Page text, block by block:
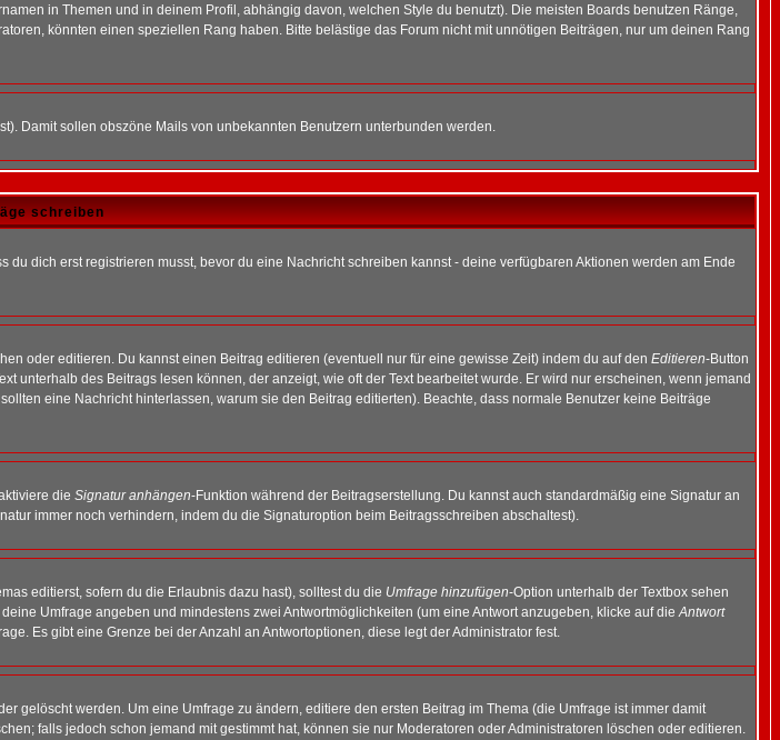
in Themen und in deinem Profil, abhängig davon, welchen Style du benutzt). Die meisten Boards benutzen Ränge,
könnten einen speziellen Rang haben. Bitte belästige das Forum nicht mit unnötigen Beiträgen, nur um deinen Rang
Damit sollen obszöne Mails von unbekannten Benutzern unterbunden werden.
schreiben
dich erst registrieren musst, bevor du eine Nachricht schreiben kannst - deine verfügbaren Aktionen werden am Ende
oder editieren. Du kannst einen Beitrag editieren (eventuell nur für eine gewisse Zeit) indem du auf den Editieren-Button
des Beitrags lesen können, der anzeigt, wie oft der Text bearbeitet wurde. Er wird nur erscheinen, wenn jemand
eine Nachricht hinterlassen, warum sie den Beitrag editierten). Beachte, dass normale Benutzer keine Beiträge
die Signatur anhängen-Funktion während der Beitragserstellung. Du kannst auch standardmäßig eine Signatur an
immer noch verhindern, indem du die Signaturoption beim Beitragsschreiben abschaltest).
editierst, sofern du die Erlaubnis dazu hast), solltest du die Umfrage hinzufügen-Option unterhalb der Textbox sehen
Umfrage angeben und mindestens zwei Antwortmöglichkeiten (um eine Antwort anzugeben, klicke auf dieAntwort
Es gibt eine Grenze bei der Anzahl an Antwortoptionen, diese legt der Administrator fest.
gelöscht werden. Um eine Umfrage zu ändern, editiere den ersten Beitrag im Thema (die Umfrage ist immer damit
falls jedoch schon jemand mit gestimmt hat, können sie nur Moderatoren oder Administratoren löschen oder editieren.